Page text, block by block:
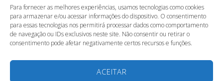
Para fornecer as melhores experiências, usamos tecnologias como cookies
para armazenar e/ou acessar informações do dispositivo. O consentimento
para essas tecnologias nos permitirá processar dados como comportamento
de navegação ou IDs exclusivos neste site. Não consentir ou retirar o
consentimento pode afetar negativamente certos recursos e funções.
ACEITAR
Inscrever-se
Desenvolvido por SendPulse